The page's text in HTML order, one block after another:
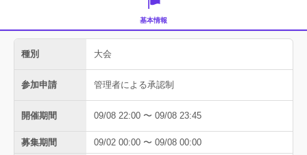
基本情報
種別 大会
参加申請 管理者による承認制
開催期間 09/08 22:00 〜 09/08 23:45
募集期間 09/02 00:00 〜 09/08 00:00